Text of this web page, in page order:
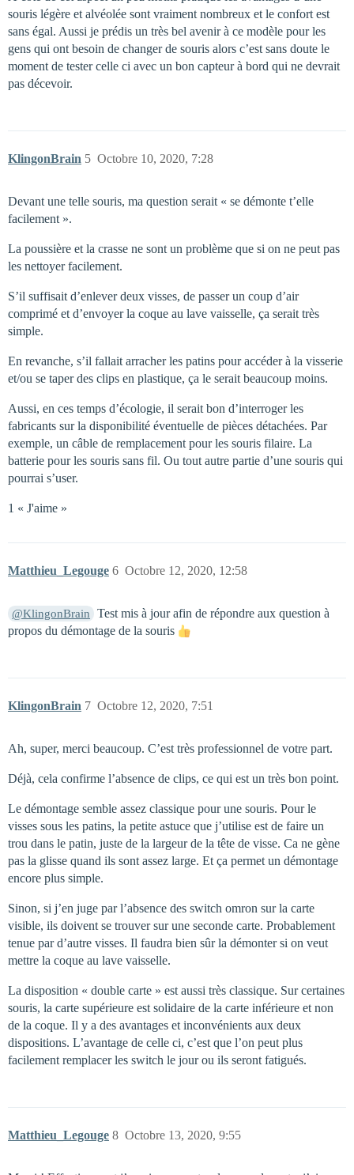
souris légère et alvéolée sont vraiment nombreux et le confort est
sans égal. Aussi je prédis un très bel avenir à ce modèle pour les
gens qui ont besoin de changer de souris alors c’est sans doute le
moment de tester celle ci avec un bon capteur à bord qui ne devrait
pas décevoir.
KlingonBrain Octobre 10, 2020, 7:28
5
Devant une telle souris, ma question serait « se démonte t’elle
facilement ».
La poussière et la crasse ne sont un problème que si on ne peut pas
les nettoyer facilement.
S’il suffisait d’enlever deux visses, de passer un coup d’air
comprimé et d’envoyer la coque au lave vaisselle, ça serait très
simple.
En revanche, s’il fallait arracher les patins pour accéder à la visserie
et/ou se taper des clips en plastique, ça le serait beaucoup moins.
Aussi, en ces temps d’écologie, il serait bon d’interroger les
fabricants sur la disponibilité éventuelle de pièces détachées. Par
exemple, un câble de remplacement pour les souris filaire. La
batterie pour les souris sans fil. Ou tout autre partie d’une souris qui
pourrai s’user.
1 « J'aime »
Matthieu_Legouge Octobre 12, 2020, 12:58
6
@KlingonBrain
Test mis à jour afin de répondre aux question à
propos du démontage de la souris
KlingonBrain Octobre 12, 2020, 7:51
7
Ah, super, merci beaucoup. C’est très professionnel de votre part.
Déjà, cela confirme l’absence de clips, ce qui est un très bon point.
Le démontage semble assez classique pour une souris. Pour le
visses sous les patins, la petite astuce que j’utilise est de faire un
trou dans le patin, juste de la largeur de la tête de visse. Ca ne gène
pas la glisse quand ils sont assez large. Et ça permet un démontage
encore plus simple.
Sinon, si j’en juge par l’absence des switch omron sur la carte
visible, ils doivent se trouver sur une seconde carte. Probablement
tenue par d’autre visses. Il faudra bien sûr la démonter si on veut
mettre la coque au lave vaisselle.
La disposition « double carte » est aussi très classique. Sur certaines
souris, la carte supérieure est solidaire de la carte inférieure et non
de la coque. Il y a des avantages et inconvénients aux deux
dispositions. L’avantage de celle ci, c’est que l’on peut plus
facilement remplacer les switch le jour ou ils seront fatigués.
Matthieu_Legouge Octobre 13, 2020, 9:55
8